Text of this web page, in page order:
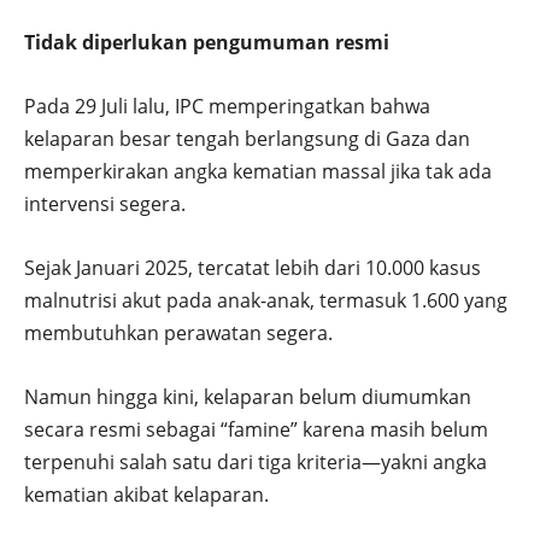
Tidak diperlukan pengumuman resmi
Pada 29 Juli lalu, IPC memperingatkan bahwa
kelaparan besar tengah berlangsung di Gaza dan
memperkirakan angka kematian massal jika tak ada
intervensi segera.
Sejak Januari 2025, tercatat lebih dari 10.000 kasus
malnutrisi akut pada anak-anak, termasuk 1.600 yang
membutuhkan perawatan segera.
Namun hingga kini, kelaparan belum diumumkan
secara resmi sebagai “famine” karena masih belum
terpenuhi salah satu dari tiga kriteria—yakni angka
kematian akibat kelaparan.